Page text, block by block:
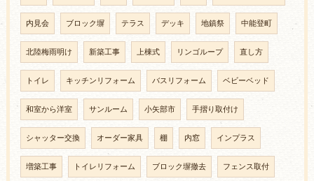
内見会 ブロック塀 テラス デッキ 地鎮祭 中能登町
北陸梅雨明け 新築工事 上棟式 リンゴループ 直し方
トイレ キッチンリフォーム バスリフォーム ベビーベッド
和室から洋室 サンルーム 小矢部市 手摺り取付け
シャッター交換 オーダー家具 棚 内窓 インプラス
増築工事 トイレリフォーム ブロック塀撤去 フェンス取付